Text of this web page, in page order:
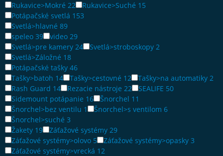
Rukavice>Mokré 22 Rukavice>Suché 15
Potápačské svetlá 153
Svetlá>hlavné 89
speleo 39 video 29
Svetlá>pre kamery 24 Svetlá>stroboskopy 2
Svetlá>Záložné 18
Potápačské tašky 46
Tašky>batoh 14 Tašky>cestovné 12 Tašky>na automatiky 2
Rash Guard 14 Rezacie nástroje 22 SEALIFE 50
Sidemount potápanie 16 Šnorchel 11
Šnorchel>bez ventilu 1 Šnorchel>s ventilom 6
Šnorchel>suché 3
Žakety 19 Záťažové systémy 29
Záťažové systémy>olovo 5 Záťažové systémy>opasky 3
Záťažové systémy>vrecká 12